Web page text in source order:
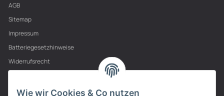
AGB
Sitemap
Impressum
Batteriegesetzhinweise
Widerrufsrecht
PARTNER
Wie wir Cookies & Co nutzen